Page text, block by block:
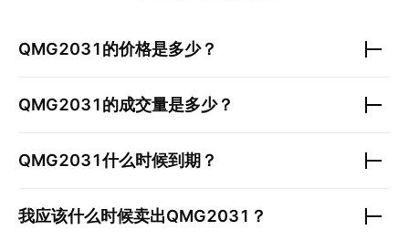
QMG2031的价格是多少？
QMG2031的成交量是多少？
QMG2031什么时候到期？
我应该什么时候卖出QMG2031 ？